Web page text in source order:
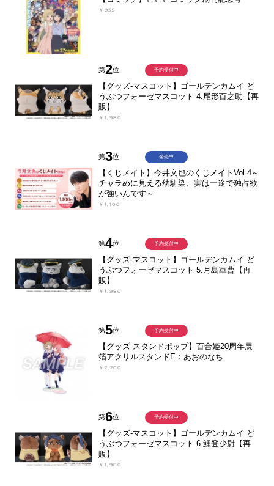
￥935
第2位
【グッズ-マスコット】ゴールデンカムイ ど
うぶつフォーゼマスコット 4.尾形百之助【再
販】
￥1,980
予約受付中
第3位
【くじメイト】今井文也のくじメイトVol.4～
チャラめに見える幼馴染、実は一途で独占欲
が強いんです～
￥1,100
発売中
第4位
【グッズ-マスコット】ゴールデンカムイ ど
うぶつフォーゼマスコット 5.月島軍曹【再
販】
￥1,980
予約受付中
第5位
【グッズ-スタンドポップ】百合姫20周年展
箔アクリルスタンドE：あおのなち
￥2,200
予約受付中
第6位
【グッズ-マスコット】ゴールデンカムイ ど
うぶつフォーゼマスコット 6.鯉登少尉【再
販】
￥1,980
予約受付中